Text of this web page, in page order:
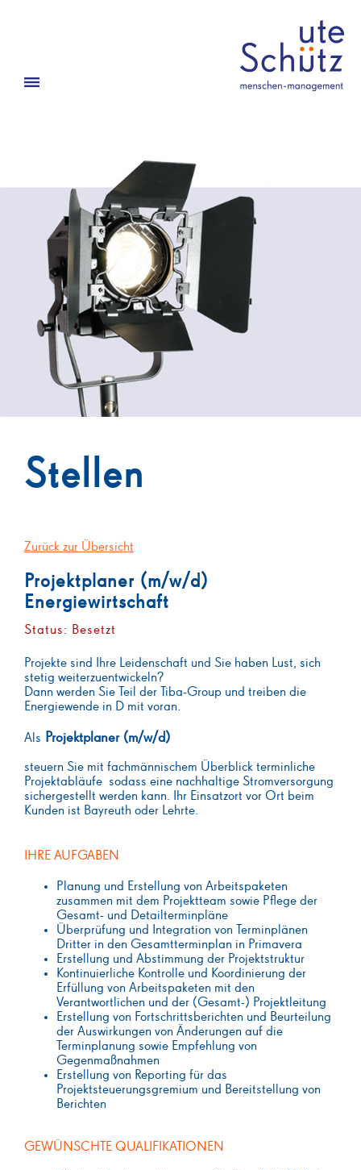
Stellen
Zurück zur Übersicht
Projektplaner (m/w/d)
Energiewirtschaft
Status: Besetzt
Projekte sind Ihre Leidenschaft und Sie haben Lust, sich
stetig weiterzuentwickeln?
Dann werden Sie Teil der Tiba-Group und treiben die
Energiewende in D mit voran.
Als Projektplaner (m/w/d)
steuern Sie mit fachmännischem Überblick terminliche
Projektabläufe sodass eine nachhaltige Stromversorgung
sichergestellt werden kann. Ihr Einsatzort vor Ort beim
Kunden ist Bayreuth oder Lehrte.
IHRE AUFGABEN
Planung und Erstellung von Arbeitspaketen
zusammen mit dem Projektteam sowie Pflege der
Gesamt- und Detailterminpläne
Überprüfung und Integration von Terminplänen
Dritter in den Gesamtterminplan in Primavera
Erstellung und Abstimmung der Projektstruktur
Kontinuierliche Kontrolle und Koordinierung der
Erfüllung von Arbeitspaketen mit den
Verantwortlichen und der (Gesamt-) Projektleitung
Erstellung von Fortschrittsberichten und Beurteilung
der Auswirkungen von Änderungen auf die
Terminplanung sowie Empfehlung von
Gegenmaßnahmen
Erstellung von Reporting für das
Projektsteuerungsgremium und Bereitstellung von
Berichten
GEWÜNSCHTE QUALIFIKATIONEN